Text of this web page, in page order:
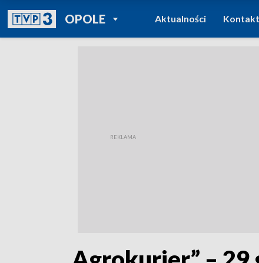
OPOLEPOWRÓT DO
TVP REGIONY
Aktualności Kontakt